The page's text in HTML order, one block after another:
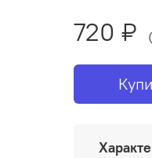
720 ₽